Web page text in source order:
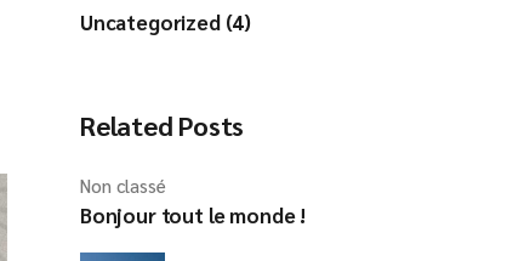
Uncategorized (4)
Related Posts
Non classé
Bonjour tout le monde !